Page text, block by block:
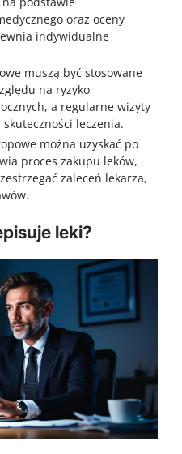
oraz oceny
indywidualne
muszą być stosowane
na ryzyko
a regularne wizyty
leczenia.
można uzyskać po
proces zakupu leków,
zaleceń lekarza,
leki?